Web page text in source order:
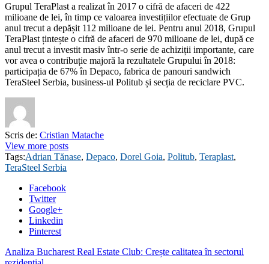
Grupul TeraPlast a realizat în 2017 o cifră de afaceri de 422
milioane de lei, în timp ce valoarea investițiilor efectuate de Grup
anul trecut a depășit 112 milioane de lei. Pentru anul 2018, Grupul
TeraPlast țintește o cifră de afaceri de 970 milioane de lei, după ce
anul trecut a investit masiv într-o serie de achiziții importante, care
vor avea o contribuție majoră la rezultatele Grupului în 2018:
participația de 67% în Depaco, fabrica de panouri sandwich
TeraSteel Serbia, business-ul Politub și secția de reciclare PVC.
Scris de: Cristian Matache
View more posts
Tags:Adrian Tănase, Depaco, Dorel Goia, Politub, Teraplast,
TeraSteel Serbia
Facebook
Twitter
Google+
Linkedin
Pinterest
Analiza Bucharest Real Estate Club: Crește calitatea în sectorul